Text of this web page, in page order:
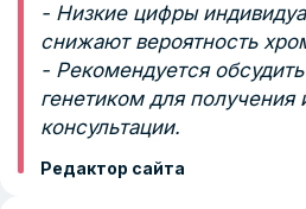
- Низкие цифры
снижают вероятность
- Рекомендуется
генетиком для получения
консультации.
Редактор сайта